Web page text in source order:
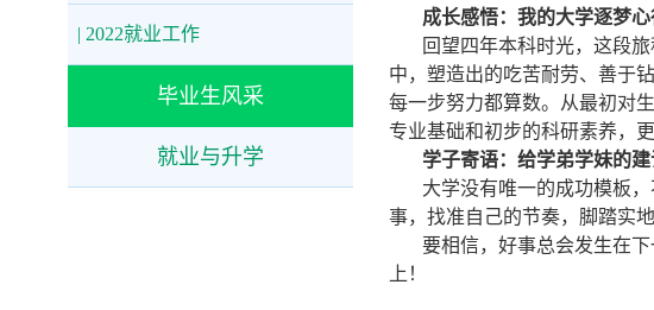
| 2022就业工作
毕业生风采
就业与升学
成长感悟：我的大学逐梦心
回望四年本科时光，这段
中，塑造出的吃苦耐劳、善于
每一步努力都算数。从最初对
专业基础和初步的科研素养，
学子寄语：给学弟学妹的建
大学没有唯一的成功模板
事，找准自己的节奏，脚踏实
要相信，好事总会发生在
上！